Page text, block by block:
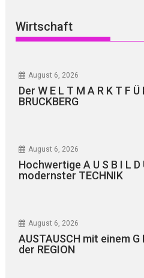
Wirtschaft
August 6, 2026
Der W E L T M A R K T F
BRUCKBERG
August 6, 2026
Hochwertige A U S B I L D
modernster TECHNIK
August 6, 2026
AUSTAUSCH mit einem G
der REGION